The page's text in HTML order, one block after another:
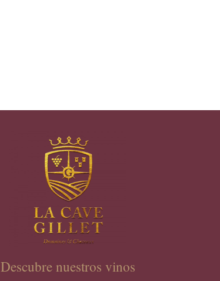
Descubre nuestros vinos